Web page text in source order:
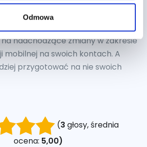
Odmowa
zachęcamy, aby
nadchodzące zmiany w zakresie
mobilnej na swoich kontach. A
przygotować na nie swoich
(3 głosy, średnia
ocena: 5,00)